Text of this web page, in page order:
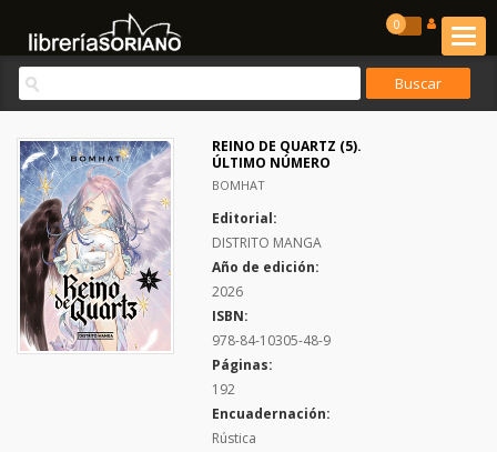
0
REINO DE QUARTZ (5).
ÚLTIMO NÚMERO
BOMHAT
Editorial:
DISTRITO MANGA
Año de edición:
2026
ISBN:
978-84-10305-48-9
Páginas:
192
Encuadernación:
Rústica